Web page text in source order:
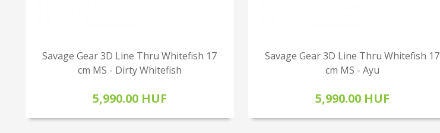
Savage Gear 3D Line Thru Whitefish 17
cm MS - Dirty Whitefish
5,990.00 HUF
Savage Gear 3D Line Thru Whitefish 17
cm MS - Ayu
5,990.00 HUF